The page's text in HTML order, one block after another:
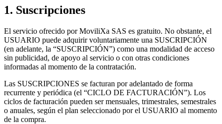
1. Suscripciones
El servicio ofrecido por MoviliXa SAS es gratuito. No obstante, el
USUARIO puede adquirir voluntariamente una SUSCRIPCIÓN
(en adelante, la “SUSCRIPCIÓN”) como una modalidad de acceso
sin publicidad, de apoyo al servicio o con otras condiciones
informadas al momento de la contratación.
Las SUSCRIPCIONES se facturan por adelantado de forma
recurrente y periódica (el “CICLO DE FACTURACIÓN”). Los
ciclos de facturación pueden ser mensuales, trimestrales, semestrales
o anuales, según el plan seleccionado por el USUARIO al momento
de la compra.